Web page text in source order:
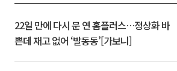
22일 만에 다시 문 연 홈플러스…정상화 바
쁜데 재고 없어 ‘발동동’[가보니]